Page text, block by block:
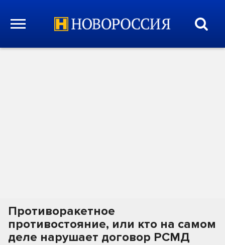
Противоракетное
противостояние, или кто на самом
деле нарушает договор РСМД